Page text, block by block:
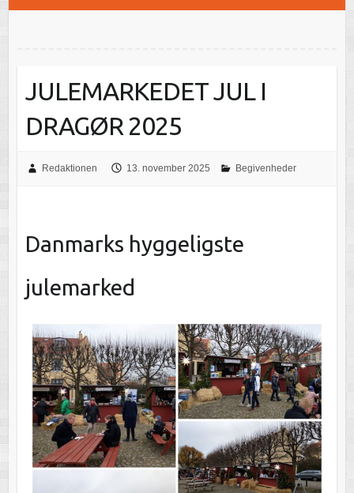
JULEMARKEDET JUL I
DRAGØR 2025
Redaktionen 13. november 2025 Begivenheder
Danmarks hyggeligste
julemarked